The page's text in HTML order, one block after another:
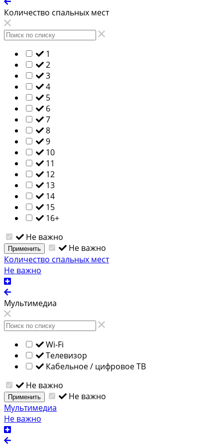
Количество спальных мест
1
2
3
4
5
6
7
8
9
10
11
12
13
14
15
16+
Не важно
Применить
Не важно
Количество спальных мест
Не важно
Мультимедиа
Wi-Fi
Телевизор
Кабельное / цифровое ТВ
Не важно
Применить
Не важно
Мультимедиа
Не важно